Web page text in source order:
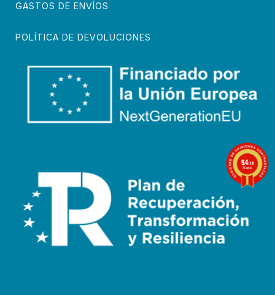
GASTOS DE ENVÍOS
POLÍTICA DE DEVOLUCIONES
9.4/10
74 notas